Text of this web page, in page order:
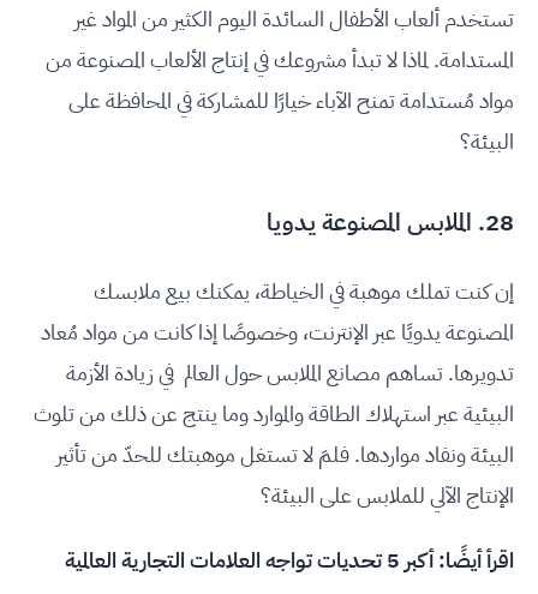
تستخدم ألعاب الأطفال السائدة اليوم الكثير من المواد غير
المستدامة. لماذا لا تبدأ مشروعك في إنتاج الألعاب المصنوعة من
مواد مُستدامة تمنح الآباء خيارًا للمشاركة في المحافظة على
البيئة؟
28. الملابس المصنوعة يدويا
إن كنت تملك موهبة في الخياطة، يمكنك بيع ملابسك
المصنوعة يدويًا عبر الإنترنت، وخصوصًا إذا كانت من مواد مُعاد
تدويرها. تساهم مصانع الملابس حول العالم في زيادة الأزمة
البيئية عبر استهلاك الطاقة والموارد وما ينتج عن ذلك من تلوث
البيئة ونفاد مواردها. فلمَ لا تستغل موهبتك للحدّ من تأثير
الإنتاج الآلي للملابس على البيئة؟
اقرأ أيضًا:أكبر 5 تحديات تواجه العلامات التجارية العالمية